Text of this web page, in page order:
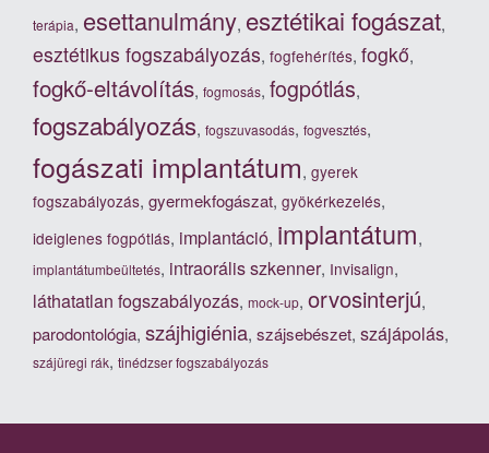
terápia, esettanulmány, esztétikai fogászat,
esztétikus fogszabályozás, fogfehérítés, fogkő,
fogkő-eltávolítás, fogmosás, fogpótlás,
fogszabályozás, fogszuvasodás, fogvesztés,
fogászati implantátum, gyerek
fogszabályozás, gyermekfogászat, gyökérkezelés,
ideiglenes fogpótlás, implantáció, implantátum,
implantátumbeültetés, intraorális szkenner, Invisalign,
láthatatlan fogszabályozás, mock-up, orvosinterjú,
parodontológia, szájhigiénia, szájsebészet, szájápolás,
szájüregi rák, tinédzser fogszabályozás